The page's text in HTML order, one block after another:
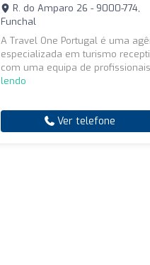
R. do Amparo 26 - 9000-774,
Funchal
A Travel One Portugal é uma
especializada em turismo
com uma equipa de
lendo
Ver telefone